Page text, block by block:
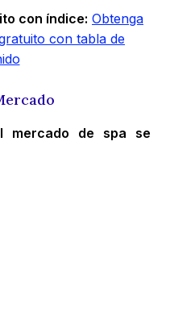
con índice: Obtenga
con tabla de
mercado de spa se